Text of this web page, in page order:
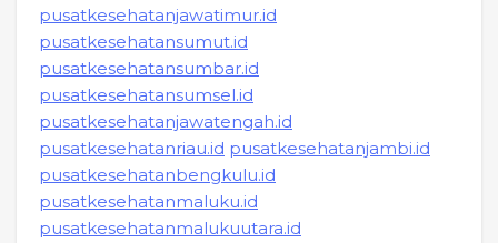
pusatkesehatanjawatimur.id
pusatkesehatansumut.id
pusatkesehatansumbar.id
pusatkesehatansumsel.id
pusatkesehatanjawatengah.id
pusatkesehatanriau.id pusatkesehatanjambi.id
pusatkesehatanbengkulu.id
pusatkesehatanmaluku.id
pusatkesehatanmalukuutara.id